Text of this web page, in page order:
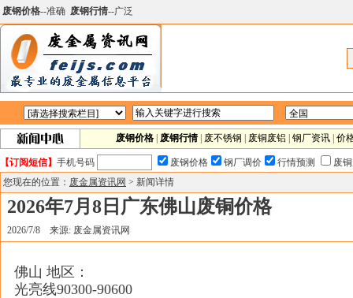
废钢价格--准确 废钢行情--广泛
废钢价格 废钢行情| 废不锈钢 废铜废铝 钢厂资讯 价
【订阅短信】 手机号码 废钢价格 钢厂调价 行情预测
废
您现在的位置： 废金属资讯网 > 新闻详情
2026年7月8日广东佛山废铜价格
2026/7/8 来源: 废金属资讯网
佛山 地区：
光亮线90300-90600